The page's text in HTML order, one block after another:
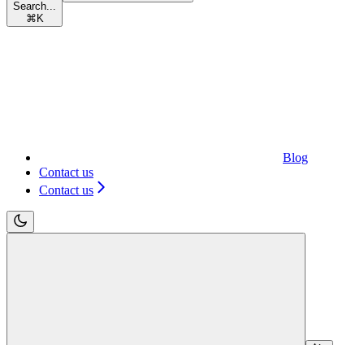
Search...
⌘ K
Blog
Contact us
Contact us